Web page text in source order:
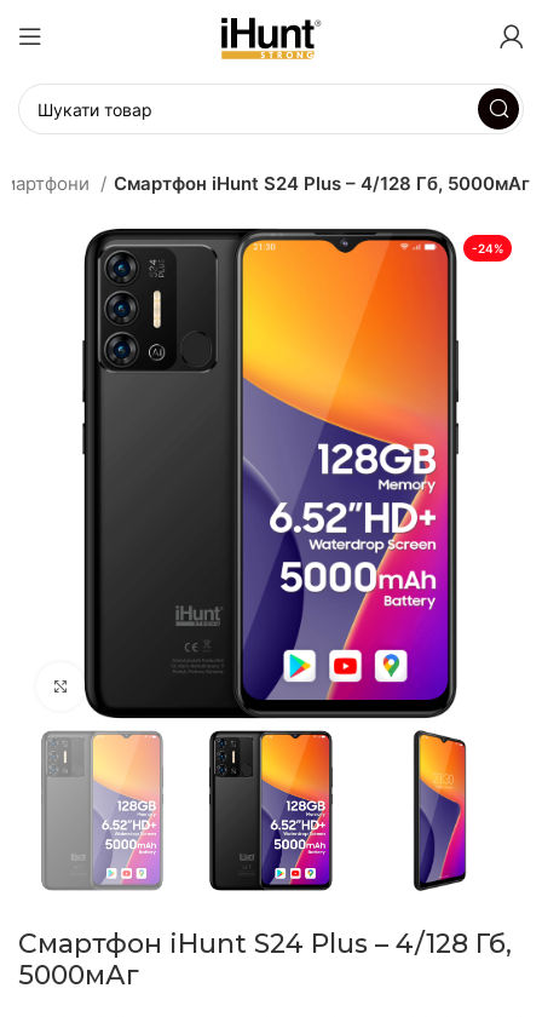
Смартфон iHunt S24 Plus – 4/128 Гб, 5000мАг
-24%
натисніть, щоб збільшити
Смартфон iHunt S24 Plus – 4/128 Гб,
5000мАг